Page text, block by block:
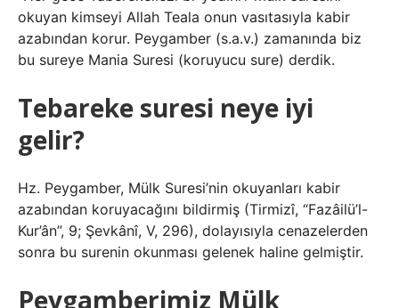
okuyan kimseyi Allah Teala onun vasıtasıyla kabir
azabından korur. Peygamber (s.a.v.) zamanında biz
bu sureye Mania Suresi (koruyucu sure) derdik.
Tebareke suresi neye iyi
gelir?
Hz. Peygamber, Mülk Suresi’nin okuyanları kabir
azabından koruyacağını bildirmiş (Tirmizî, “Fazâilü’l-
Kur’ân”, 9; Şevkânî, V, 296), dolayısıyla cenazelerden
sonra bu surenin okunması gelenek haline gelmiştir.
Peygamberimiz Mülk